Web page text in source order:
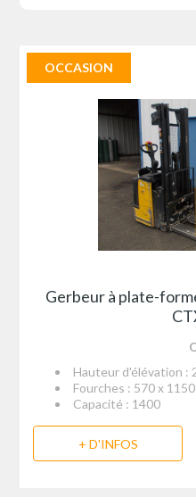
OCCASION
Gerbeur à plate-
Hauteur d'élévation :
Fourches : 570 x 1150
Capacité : 1400
+ D'INFOS